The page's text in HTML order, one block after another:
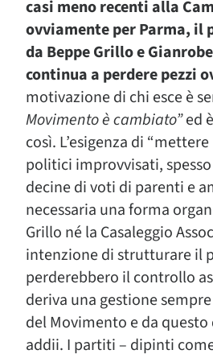
casi meno recenti alla
ovviamente per Parma,
da Beppe Grillo e
continua a perdere pezzi
motivazione di chi esce è
Movimento è cambiato”ed
così. L’esigenza di
politici improvvisati,
decine di voti di parenti e
necessaria una forma
Grillo né la Casaleggio
intenzione di strutturare il
perderebbero il controllo
deriva una gestione
del Movimento e da
addii. I partiti – dipinti